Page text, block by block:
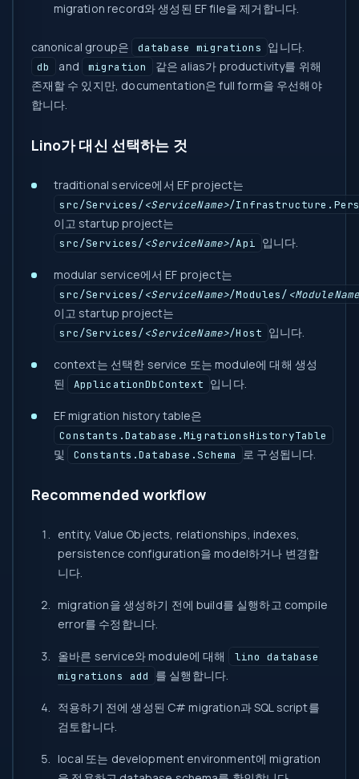
migration record와 생성된 EF file을 제거합니다.
canonical group은 database migrations 입니다.
db and migration
같은 alias가 productivity를 위해
존재할 수 있지만, documentation은 full form을 우선해야
합니다.
Lino가 대신 선택하는 것
traditional service에서 EF project는
src/Services/<ServiceName>/
이고 startup project는
src/Services/<ServiceName>/Api 입니다.
modular service에서 EF project는
src/Services/<ServiceName>/Modules/
이고 startup project는
src/Services/<ServiceName>/Host 입니다.
context는 선택한 service 또는 module에 대해 생성
된
ApplicationDbContext 입니다.
EF migration history table은
Constants.Database.MigrationsHistoryTable
및 Constants.Database.Schema 로 구성됩니다.
Recommended workflow
entity, Value Objects, relationships, indexes,
persistence configuration을 model하거나 변경합
니다.
migration을 생성하기 전에 build를 실행하고 compile
error를 수정합니다.
올바른 service와 module에 대해
lino database
migrations add
를 실행합니다.
적용하기 전에 생성된 C# migration과 SQL script를
검토합니다.
local 또는 development environment에 migration